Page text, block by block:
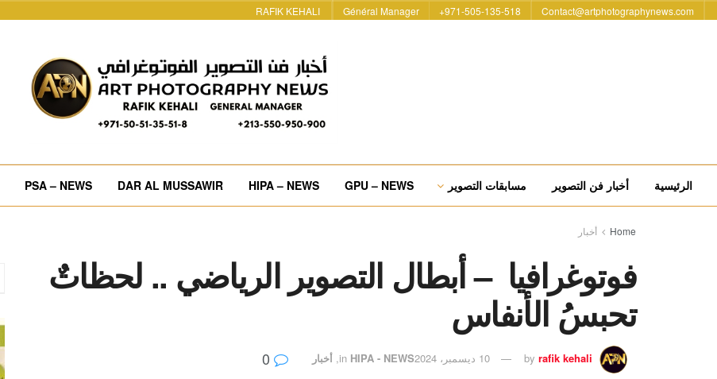
Contact@artphotographynews.com
971-505-135-518+
Général Manager
RAFIK KEHALI
الرئيسية أخبار فن التصوير مسابقات التصوير GPU – NEWS
HIPA – NEWS
DAR AL MUSSAWIR
PSA – NEWS
Home أخبار
فوتوغرافيا – أبطال التصوير الرياضي .. لحظاتٌ
تحبسُ الأنفاس
by rafik kehali 10 ديسمبر، 2024 in HIPA - NEWS
, أخبار